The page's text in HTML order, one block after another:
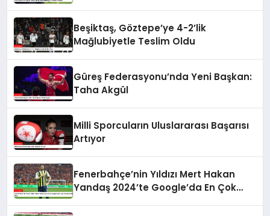
Beşiktaş, Göztepe’ye 4-2’lik
Mağlubiyetle Teslim Oldu
Güreş Federasyonu’nda Yeni Başkan:
Taha Akgül
Milli Sporcuların Uluslararası Başarısı
Artıyor
Fenerbahçe’nin Yıldızı Mert Hakan
Yandaş 2024’te Google’da En Çok